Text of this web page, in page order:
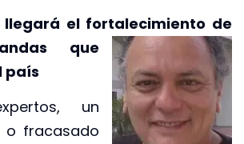
llegará el fortalecimiento de
que
país
un
o fracasado